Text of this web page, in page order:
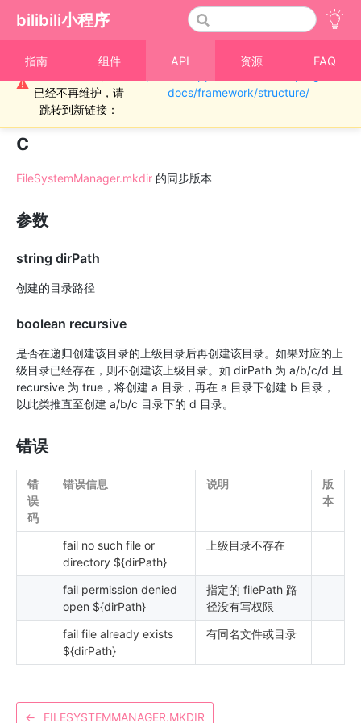
bilibili小程序
指南 组件 API 资源 FAQ
⚠
重要通知！！！本
已经不再维护，请
跳转到新链接：
docs/framework/structure/
› 文件
FileSystemManager.mkdirSyn
c
FileSystemManager.mkdir 的同步版本
参数
string dirPath
创建的目录路径
boolean recursive
是否在递归创建该目录的上级目录后再创建该目录。如果对应的上
级目录已经存在，则不创建该上级目录。如 dirPath 为 a/b/c/d 且
recursive 为 true，将创建 a 目录，再在 a 目录下创建 b 目录，
以此类推直至创建 a/b/c 目录下的 d 目录。
错误
错
误
码
错误信息 说明
版
本
fail no such file or
directory ${dirPath}
上级目录不存在
fail permission denied
open ${dirPath}
指定的 filePath 路
径没有写权限
fail file already exists
${dirPath}
有同名文件或目录
← FILESYSTEMMANAGER.MKDIR